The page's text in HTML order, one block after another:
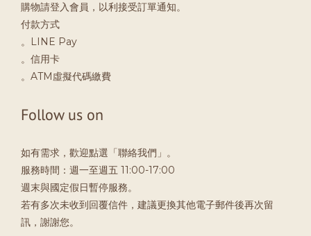
購物請登入會員，以利接受訂單通知。
付款方式
。LINE Pay
。信用卡
。ATM虛擬代碼繳費
Follow us on
如有需求，歡迎點選「聯絡我們」。
服務時間：週一至週五 11:00-17:00
週末與國定假日暫停服務。
若有多次未收到回覆信件，建議更換其他電子郵件後再次留
訊，謝謝您。